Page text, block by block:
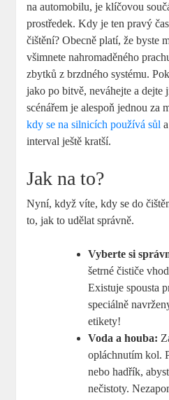
na automobilu, je klíčovou
prostředek. Kdy je ten pravý
čištění? Obecně platí, že byste
všimnete nahromaděného
zbytků z brzdného systému.
jako po bitvě, neváhejte a
scénářem je alespoň jednou za
kdy se na silnicích používá sůl
interval ještě kratší.
Jak na to?
Nyní, když víte, kdy se do
to, jak to udělat správně.
Vyberte si
šetrné čističe
Existuje spousta
speciálně
etikety!
Voda a houba:
opláchnutím kol.
nebo hadřík,
nečistoty.